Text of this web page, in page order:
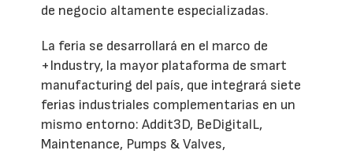
de negocio altamente especializadas.
La feria se desarrollará en el marco de
+Industry, la mayor plataforma de smart
manufacturing del país, que integrará siete
ferias industriales complementarias en un
mismo entorno: Addit3D, BeDigitalL,
Maintenance, Pumps & Valves,